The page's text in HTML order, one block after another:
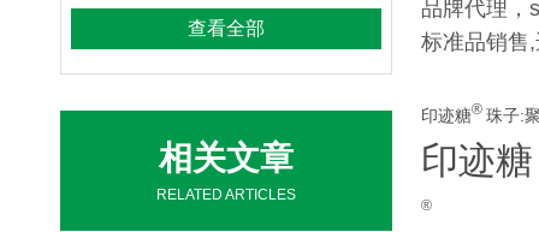
查看全部
相关文章
RELATED ARTICLES
品牌代理，
标准品销售
印迹糖® 珠子:
印迹糖
®